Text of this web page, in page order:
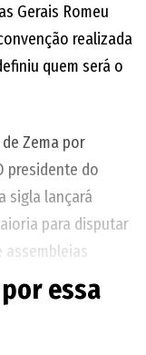
Gerais Romeu
realizada
quem será o
Zema por
presidente do
sigla lançará
para disputar
assembleias
um nome para
essa